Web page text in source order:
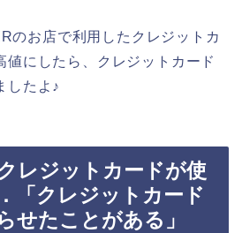
のお店で利用したクレジットカ
値にしたら、クレジットカード
したよ♪
レジットカードが使
「クレジットカード
せたことがある」